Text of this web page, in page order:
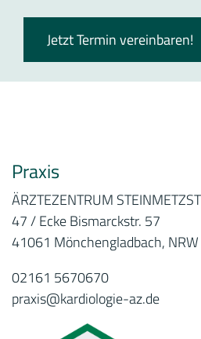
Jetzt Termin vereinbaren!
Praxis
ÄRZTEZENTRUM
47 / Ecke Bismarckstr. 57
41061 Mönchengladbach, NRW
02161 5670670
praxis@kardiologie-az.de